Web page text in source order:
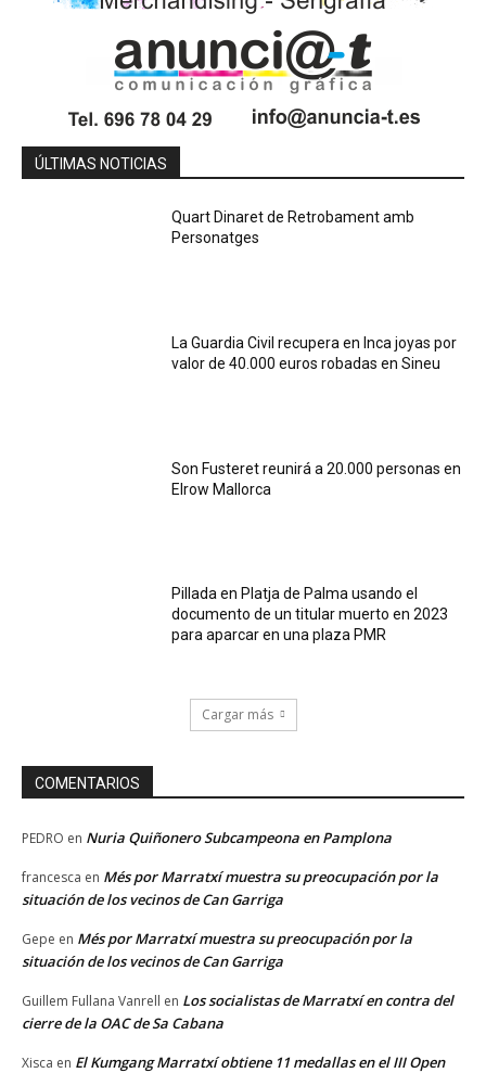
ÚLTIMAS NOTICIAS
Quart Dinaret de Retrobament amb
Personatges
La Guardia Civil recupera en Inca joyas por
valor de 40.000 euros robadas en Sineu
Son Fusteret reunirá a 20.000 personas en
Elrow Mallorca
Pillada en Platja de Palma usando el
documento de un titular muerto en 2023
para aparcar en una plaza PMR
Cargar más
COMENTARIOS
PEDRO en Nuria Quiñonero Subcampeona en Pamplona
francesca en Més por Marratxí muestra su preocupación por la
situación de los vecinos de Can Garriga
Gepe en Més por Marratxí muestra su preocupación por la
situación de los vecinos de Can Garriga
Guillem Fullana Vanrell en Los socialistas de Marratxí en contra del
cierre de la OAC de Sa Cabana
Xisca en El Kumgang Marratxí obtiene 11 medallas en el III Open